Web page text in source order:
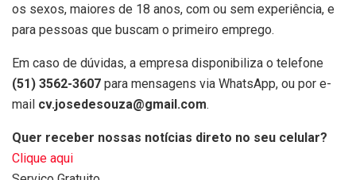
os sexos, maiores de 18 anos, com ou sem experiência, e
para pessoas que buscam o primeiro emprego.
Em caso de dúvidas, a empresa disponibiliza o telefone
(51) 3562-3607 para mensagens via WhatsApp, ou por e-
mail cv.josedesouza@gmail.com.
Quer receber nossas notícias direto no seu celular?
Clique aqui